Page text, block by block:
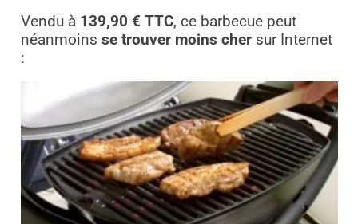
Vendu à 139,90 € TTC, ce barbecue peut
néanmoins se trouver moins chersur Internet
: